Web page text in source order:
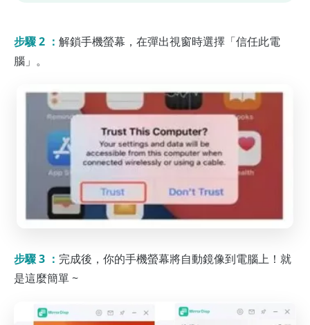
步驟 2 ： 解鎖手機螢幕，在彈出視窗時選擇「信任此電
腦」。
步驟 3 ： 完成後，你的手機螢幕將自動鏡像到電腦上！就
是這麼簡單 ~